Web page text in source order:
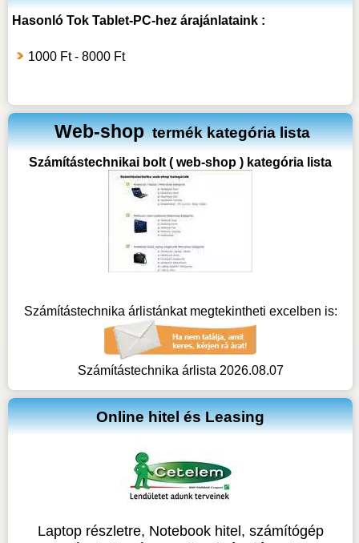
Hasonló Tok Tablet-PC-hezárajánlataink :
1000 Ft - 8000 Ft
Web-shop termék kategória lista
Számítástechnikai bolt ( web-shop ) kategória lista
Számítástechnika árlistánkat megtekintheti excelben is:
Számítástechnika árlista 2026.08.07
Online hitel és Leasing
Laptop részletre, Notebook hitel, számítógép